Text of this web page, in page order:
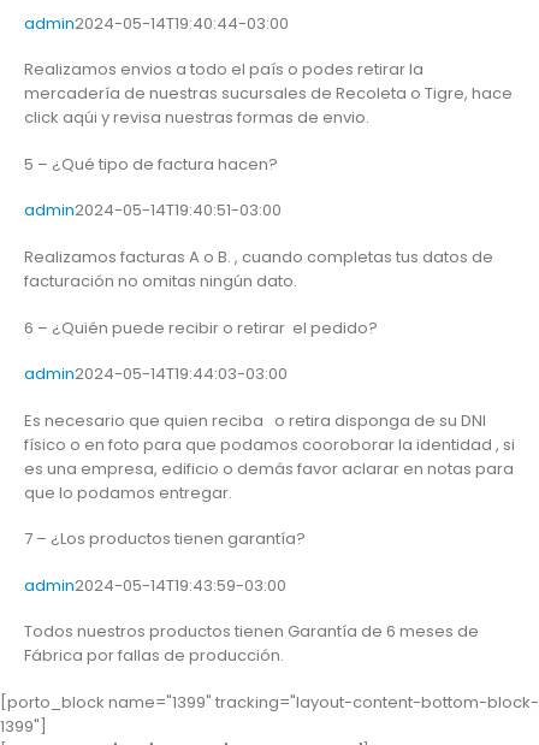
admin2024-05-14T19:40:44-03:00
Realizamos envios a todo el país o podes retirar la
mercadería de nuestras sucursales de Recoleta o Tigre, hace
click aqúi y revisa nuestras formas de envio.
5 – ¿Qué tipo de factura hacen?
admin2024-05-14T19:40:51-03:00
Realizamos facturas A o B. , cuando completas tus datos de
facturación no omitas ningún dato.
6 – ¿Quién puede recibir o retirar el pedido?
admin2024-05-14T19:44:03-03:00
Es necesario que quien reciba o retira disponga de su DNI
físico o en foto para que podamos cooroborar la identidad , si
es una empresa, edificio o demás favor aclarar en notas para
que lo podamos entregar.
7 – ¿Los productos tienen garantía?
admin2024-05-14T19:43:59-03:00
Todos nuestros productos tienen Garantía de 6 meses de
Fábrica por fallas de producción.
[porto_block name="1399" tracking="layout-content-bottom-block-
1399"]